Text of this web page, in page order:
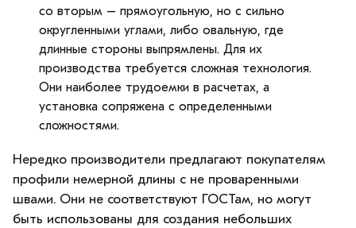
со вторым – прямоугольную, но с сильно
округленными углами, либо овальную, где
длинные стороны выпрямлены. Для их
производства требуется сложная технология.
Они наиболее трудоемки в расчетах, а
установка сопряжена с определенными
сложностями.
Нередко производители предлагают покупателям
профили немерной длины с не проваренными
швами. Они не соответствуют ГОСТам, но могут
быть использованы для создания небольших